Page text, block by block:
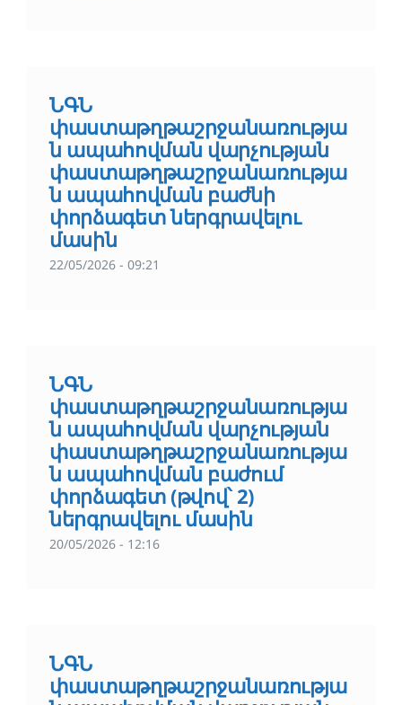
ՆԳՆ
փաստաթղթաշրջանառությա
ն ապահովման վարչության
փաստաթղթաշրջանառությա
ն ապահովման բաժնի
փորձագետ ներգրավելու
մասին
22/05/2026 - 09:21
ՆԳՆ
փաստաթղթաշրջանառությա
ն ապահովման վարչության
փաստաթղթաշրջանառությա
ն ապահովման բաժում
փորձագետ (թվով՝ 2)
ներգրավելու մասին
20/05/2026 - 12:16
ՆԳՆ
փաստաթղթաշրջանառությա